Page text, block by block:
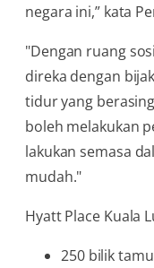
negara ini,” kata
"Dengan ruang
direka dengan
tidur yang
boleh melakukan
lakukan semasa
mudah."
Hyatt Place Kuala
250 bilik